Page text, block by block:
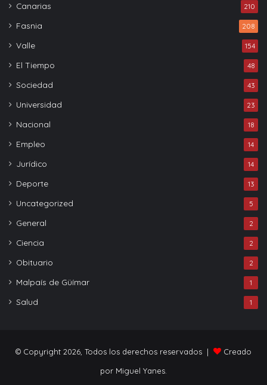
Canarias 210
Fasnia 208
Valle 154
El Tiempo 48
Sociedad 43
Universidad 23
Nacional 18
Empleo 14
Jurídico 14
Deporte 13
Uncategorized 5
General 2
Ciencia 2
Obituario 2
Malpaís de Güímar 1
Salud 1
© Copyright 2026, Todos los derechos reservados |
Creado
por Miguel Yanes.